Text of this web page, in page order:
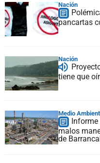
Nación
pancartas
Nación
tiene que
Medio
Informe
malos
de